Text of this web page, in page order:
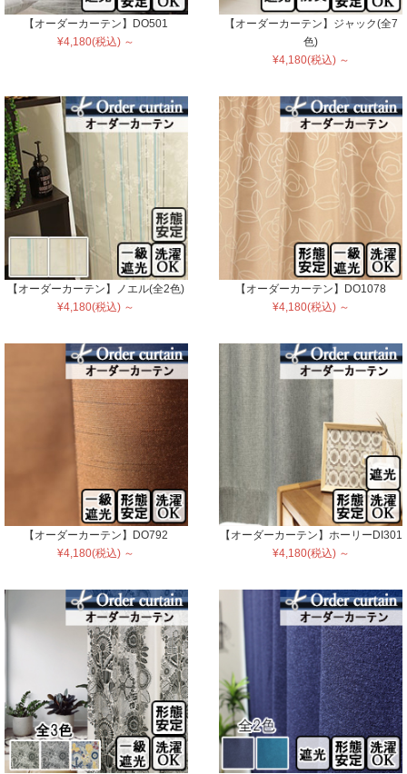
【オーダーカーテン】DO501
¥4,180(税込) ～
【オーダーカーテン】ジャック(全7
色)
¥4,180(税込) ～
【オーダーカーテン】ノエル(全2色)
¥4,180(税込) ～
【オーダーカーテン】DO1078
¥4,180(税込) ～
【オーダーカーテン】DO792
¥4,180(税込) ～
【オーダーカーテン】ホーリーDI301
¥4,180(税込) ～